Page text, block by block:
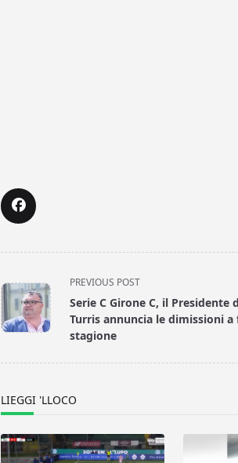
<span
class="nav-
subtitle
screen-
PREVIOUS POST
Serie C Girone C, il Presidente
Turris annuncia le dimissioni a
stagione
LIEGGI 'LLOCO